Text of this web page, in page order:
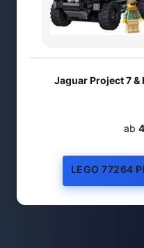
Jaguar Project 7 &
ab
LEGO 77264